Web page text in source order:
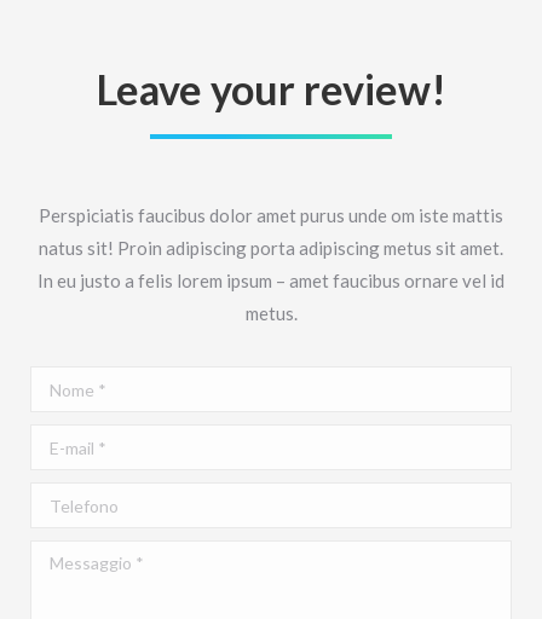
Leave your review!
Perspiciatis faucibus dolor amet purus unde om iste mattis
natus sit! Proin adipiscing porta adipiscing metus sit amet.
In eu justo a felis lorem ipsum – amet faucibus ornare vel id
metus.
Nome *
E-mail *
Telefono
Messaggio *